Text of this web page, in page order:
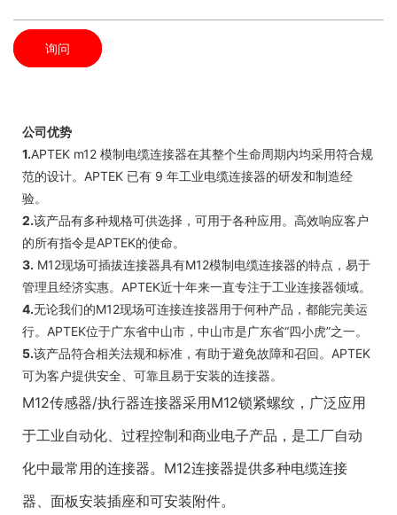
询问
公司优势
1.APTEK m12 模制电缆连接器在其整个生命周期内均采用符合规
范的设计。APTEK 已有 9 年工业电缆连接器的研发和制造经
验。
2.该产品有多种规格可供选择，可用于各种应用。高效响应客户
的所有指令是APTEK的使命。
3. M12现场可插拔连接器具有M12模制电缆连接器的特点，易于
管理且经济实惠。APTEK近十年来一直专注于工业连接器领域。
4.无论我们的M12现场可连接连接器用于何种产品，都能完美运
行。APTEK位于广东省中山市，中山市是广东省“四小虎”之一。
5.该产品符合相关法规和标准，有助于避免故障和召回。APTEK
可为客户提供安全、可靠且易于安装的连接器。
M12传感器/执行器连接器采用M12锁紧螺纹，广泛应用
于工业自动化、过程控制和商业电子产品，是工厂自动
化中最常用的连接器。M12连接器提供多种电缆连接
器、面板安装插座和可安装附件。